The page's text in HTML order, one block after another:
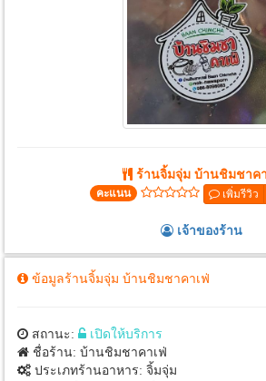
ร้านจิ้มจุ่ม บ้านชิมชาค
คะแนน เพิ่มรีวิว
เจ้าของร้าน
ข้อมูลร้านจิ้มจุ่ม บ้านชิมชาคาเฟ่
สถานะ:
เปิดให้บริการ
ชื่อร้าน: บ้านชิมชาคาเฟ่
ประเภทร้านอาหาร: จิ้มจุ่ม